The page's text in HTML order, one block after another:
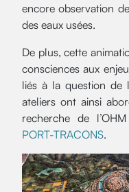
encore observation
des eaux usées.
De plus, cette
consciences aux
liés à la question de
ateliers ont ainsi
recherche de
PORT-TRACONS.